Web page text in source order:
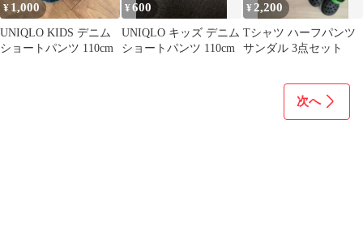
¥1,000
UNIQLO KIDS デニム
ショートパンツ 110cm
¥600
UNIQLO キッズ デニム
ショートパンツ 110cm
¥2,200
Tシャツ ハーフパンツ
サンダル 3点セット
次へ